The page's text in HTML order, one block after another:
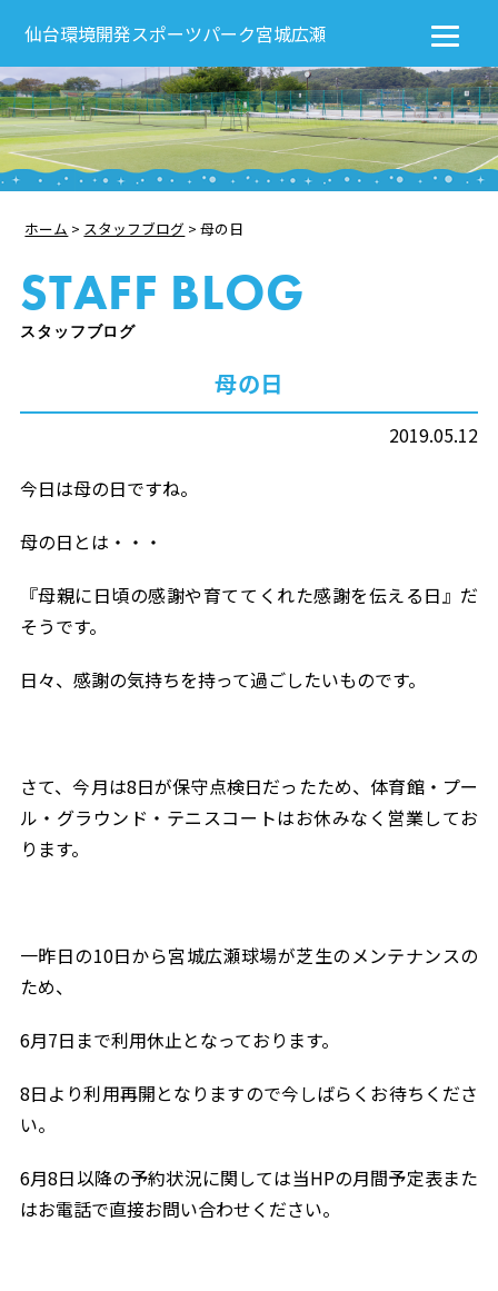
ホーム > スタッフブログ >母の日
STAFF BLOG
スタッフブログ
母の日
2019.05.12
今日は母の日ですね。
母の日とは・・・
『母親に日頃の感謝や育ててくれた感謝を伝える日』だ
そうです。
日々、感謝の気持ちを持って過ごしたいものです。
さて、今月は8日が保守点検日だったため、体育館・プー
ル・グラウンド・テニスコートはお休みなく営業してお
ります。
一昨日の10日から宮城広瀬球場が芝生のメンテナンスの
ため、
6月7日まで利用休止となっております。
8日より利用再開となりますので今しばらくお待ちくださ
い。
6月8日以降の予約状況に関しては当HPの月間予定表また
はお電話で直接お問い合わせください。
仙台環境開発スポーツパーク宮城広瀬